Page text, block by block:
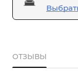
ОТЗЫВЫ